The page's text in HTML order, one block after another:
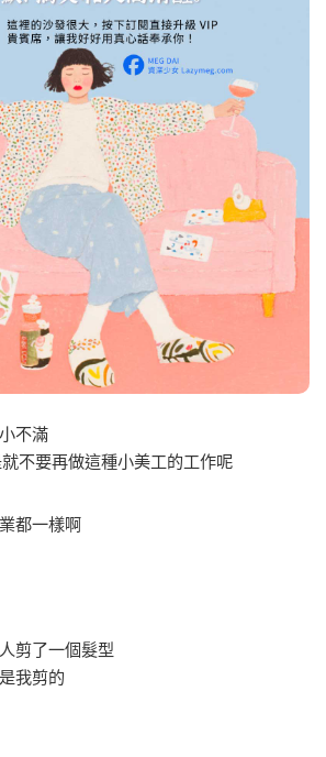
不滿
不要再做這種小美工的工作呢
都一樣啊
剪了一個髮型
我剪的